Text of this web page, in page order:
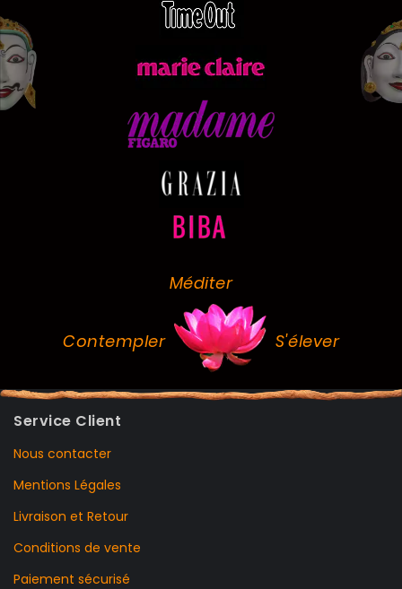
Méditer
Contempler S'élever
Service Client
Nous contacter
Mentions Légales
Livraison et Retour
Conditions de vente
Paiement sécurisé